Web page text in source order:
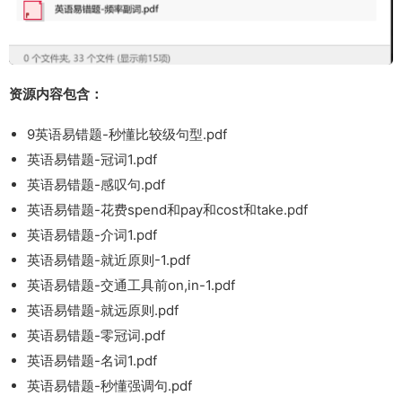
资源内容包含：
9英语易错题-秒懂比较级句型.pdf
英语易错题-冠词1.pdf
英语易错题-感叹句.pdf
英语易错题-花费spend和pay和cost和take.pdf
英语易错题-介词1.pdf
英语易错题-就近原则-1.pdf
英语易错题-交通工具前on,in-1.pdf
英语易错题-就远原则.pdf
英语易错题-零冠词.pdf
英语易错题-名词1.pdf
英语易错题-秒懂强调句.pdf